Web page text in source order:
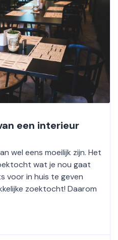
een interieur
wel eens moeilijk zijn. Het
wat je nou gaat
voor in huis te geven
zoektocht! Daarom